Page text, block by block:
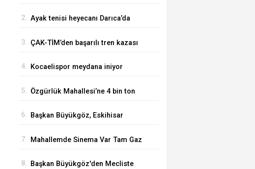
2. Ayak tenisi heyecanı Darıca’da
3. ÇAK-TİM’den başarılı tren kazası
4. Kocaelispor meydana iniyor
5. Özgürlük Mahallesi’ne 4 bin ton
6. Başkan Büyükgöz, Eskihisar
Parkı'nda Vatandaşlarla Bir Araya
7. Mahallemde Sinema Var Tam Gaz
8. Başkan Büyükgöz'den Mecliste